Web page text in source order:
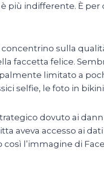
più indifferente. È
sulla
faccetta felice.
limitato a
selfie, le foto in
dovuto ai
aveva accesso ai
l’immagine di